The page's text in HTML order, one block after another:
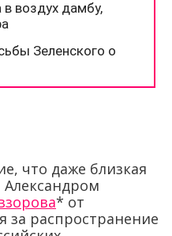
что даже близкая
Александром
* от
за распространение